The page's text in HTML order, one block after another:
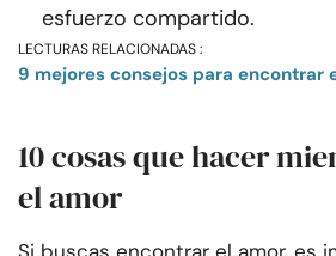
esfuerzo compartido.
LECTURAS RELACIONADAS :
9 mejores consejos para encontrar
10 cosas que hacer
el amor